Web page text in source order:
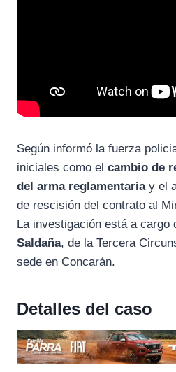
Según informó la fuerza
iniciales como el cambio de
del arma reglamentariay el
de rescisión del contrato al
La investigación está a cargo
Saldaña, de la Tercera
sede en Concarán.
Detalles del caso